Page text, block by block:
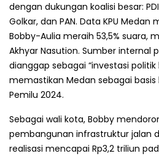
dengan dukungan koalisi besar:
Golkar, dan PAN. Data KPU
Bobby-Aulia meraih 53,5% suara,
Akhyar Nasution. Sumber internal
dianggap sebagai “investasi politik
memastikan Medan sebagai
Pemilu 2024.
Sebagai wali kota, Bobby
pembangunan infrastruktur jalan
realisasi mencapai Rp3,2 triliun